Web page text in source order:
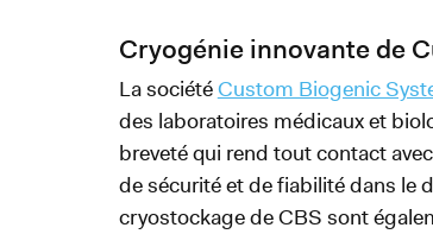
Cryogénie innovante de
La sociétéCustom Biogenic
des laboratoires médicaux et
breveté qui rend tout contact
de sécurité et de fiabilité dans le
cryostockage de CBS sont